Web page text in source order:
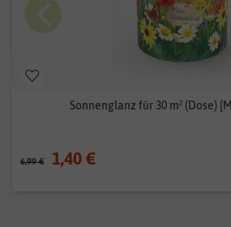
Sonnenglanz für 30 m² (Dose)
6,99 € 1,40 €